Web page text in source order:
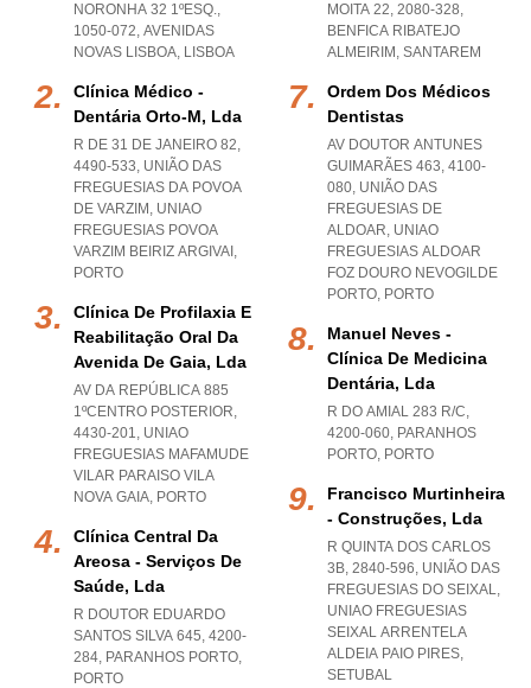
NORONHA 32 1ºESQ.,
1050-072, AVENIDAS
NOVAS LISBOA, LISBOA
Clínica Médico -
Dentária Orto-M, Lda
R DE 31 DE JANEIRO 82,
4490-533, UNIÃO DAS
FREGUESIAS DA POVOA
DE VARZIM , UNIAO
FREGUESIAS POVOA
VARZIM BEIRIZ ARGIVAI ,
PORTO
Clínica De Profilaxia E
Reabilitação Oral Da
Avenida De Gaia, Lda
AV DA REPÚBLICA 885
1ºCENTRO POSTERIOR,
4430-201, UNIAO
FREGUESIAS MAFAMUDE
VILAR PARAISO VILA
NOVA GAIA, PORTO
Clínica Central Da
Areosa - Serviços De
Saúde, Lda
R DOUTOR EDUARDO
SANTOS SILVA 645, 4200-
284, PARANHOS PORTO,
PORTO
MOITA 22, 2080-328,
BENFICA RIBATEJO
ALMEIRIM , SANTAREM
Ordem Dos Médicos
Dentistas
AV DOUTOR ANTUNES
GUIMARÃES 463, 4100-
080, UNIÃO DAS
FREGUESIAS DE
ALDOAR, UNIAO
FREGUESIAS ALDOAR
FOZ DOURO NEVOGILDE
PORTO, PORTO
Manuel Neves -
Clínica De Medicina
Dentária, Lda
R DO AMIAL 283 R/C,
4200-060, PARANHOS
PORTO, PORTO
Francisco Murtinheira
- Construções, Lda
R QUINTA DOS CARLOS
3B, 2840-596, UNIÃO DAS
FREGUESIAS DO SEIXAL,
UNIAO FREGUESIAS
SEIXAL ARRENTELA
ALDEIA PAIO PIRES,
SETUBAL